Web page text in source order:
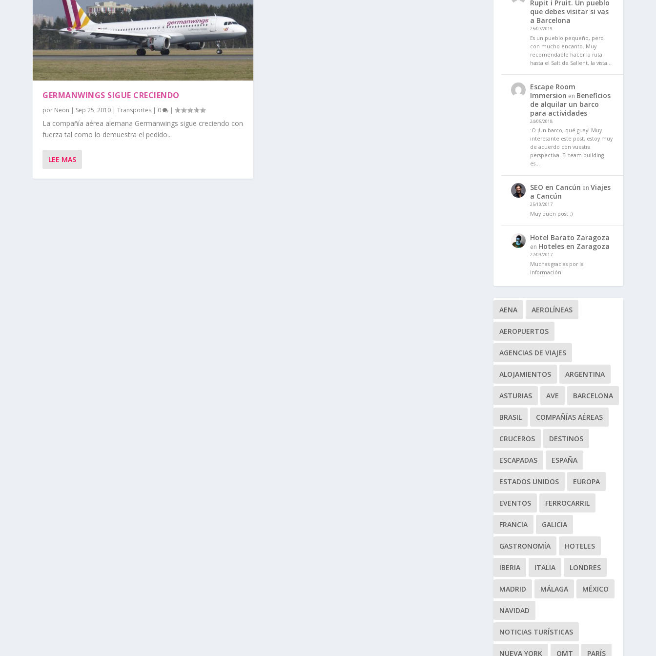
GERMANWINGS SIGUE CRECIENDO
por Neon | Sep 25, 2010 |Transportes | 0 |
La compañía aérea alemana Germanwings sigue creciendo con
fuerza tal como lo demuestra el pedido...
LEE MAS
Rupit i Pruit. Un pueblo
que debes visitar si vas
a Barcelona
25/07/2019
Es un pueblo pequeño, pero
con mucho encanto. Muy
recomendable hacer la ruta
hasta el Salt de Sallent, la vista…
Escape Room
Immersion en Beneficios
de alquilar un barco
para actividades
24/05/2018
:O ¡Un barco, qué guay! Muy
interesante este post, estoy muy
de acuerdo con vuestra
perspectiva. El team building
es…
SEO en Cancún en Viajes
a Cancún
25/10/2017
Muy buen post ;)
Hotel Barato Zaragoza
en Hoteles en Zaragoza
27/09/2017
Muchas gracias por la
información!
AENA AEROLÍNEAS
AEROPUERTOS
AGENCIAS DE VIAJES
ALOJAMIENTOS ARGENTINA
ASTURIAS AVE BARCELONA
BRASIL COMPAÑÍAS AÉREAS
CRUCEROS DESTINOS
ESCAPADAS ESPAÑA
ESTADOS UNIDOS EUROPA
EVENTOS FERROCARRIL
FRANCIA GALICIA
GASTRONOMÍA HOTELES
IBERIA ITALIA LONDRES
MADRID MÁLAGA MÉXICO
NAVIDAD
NOTICIAS TURÍSTICAS
NUEVA YORK OMT PARÍS